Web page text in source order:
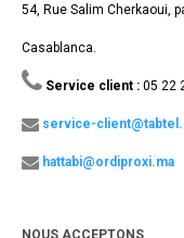
54, Rue Salim Cherkaoui,
Casablanca.
Service client : 05 22
service-
hattabi@ordiproxi.ma
NOUS ACCEPTONS